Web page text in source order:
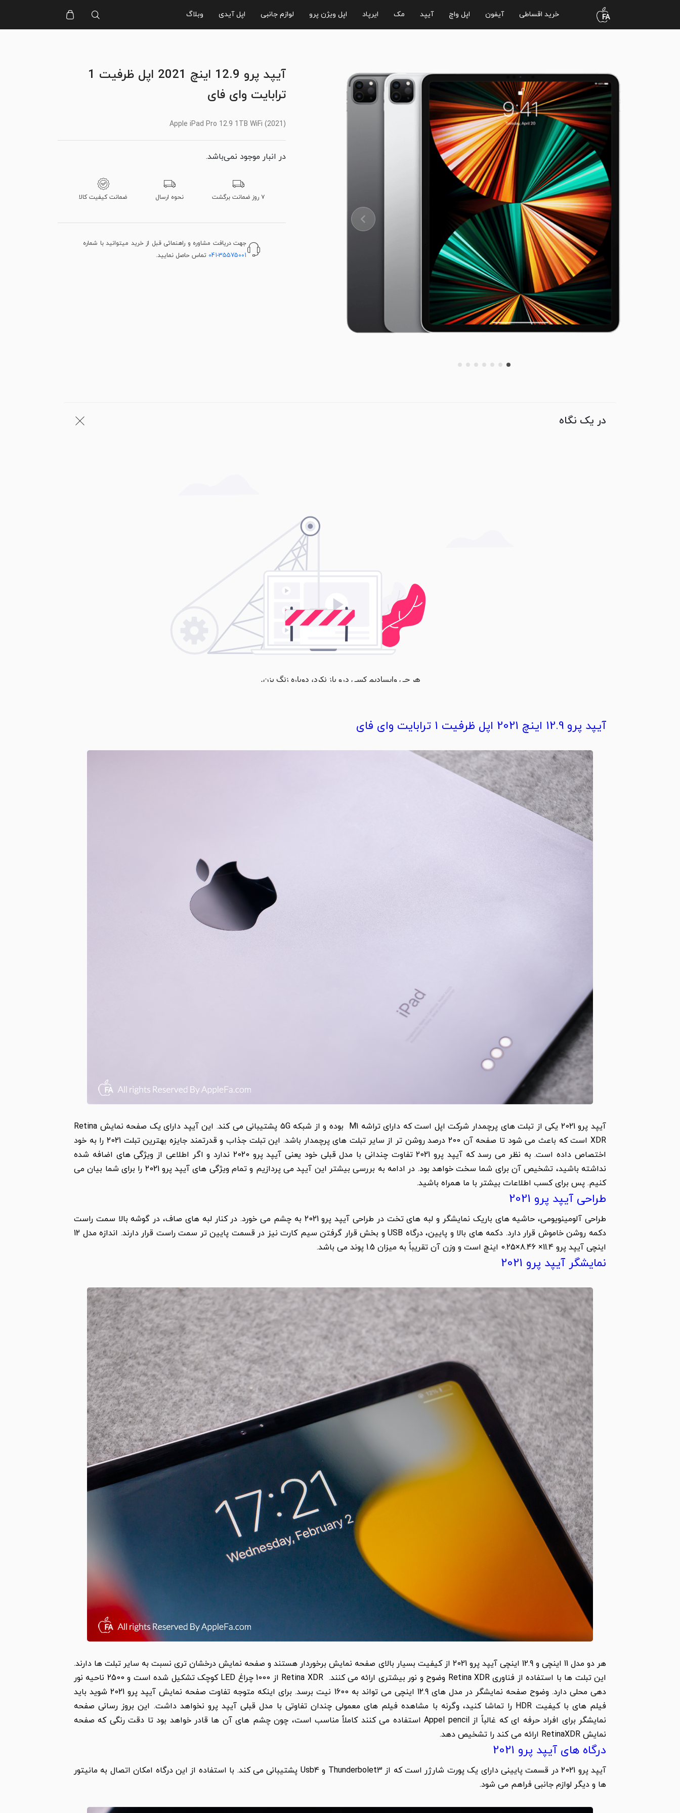
خرید اقساطی آیفون اپل واچ آیپد مک ایرپاد اپل ویژن پرو لوازم جانبی اپل آیدی وبلاگ
آیپد پرو 12.9 اینچ 2021 اپل ظرفیت 1
ترابایت وای فای
Apple iPad Pro 12.9 1TB WiFi (2021)
در انبار موجود نمی‌باشد.
۷ روز ضمانت برگشت نحوه ارسال ضمانت کیفیت کالا
جهت دریافت مشاوره و راهنمائی قبل از خرید میتوانید با شماره
041-35575001 تماس حاصل نمایید.
در یک نگاه
آیپد پرو 12.9 اینچ 2021 اپل ظرفیت 1 ترابایت وای فای
آیپد پرو 2021 یکی از تبلت های پرچمدار شرکت اپل است که دارای تراشه M1 بوده و از شبکه 5G پشتیبانی می کند. این آیپد دارای یک صفحه نمایش Retina
XDR است که باعث می شود تا صفحه آن 200 درصد روشن تر از سایر تبلت های پرچمدار باشد. این تبلت جذاب و قدرتمند جایزه بهترین تبلت 2021 را به خود
اختصاص داده است. به نظر می رسد که آیپد پرو 2021 تفاوت چندانی با مدل قبلی خود یعنی آیپد پرو 2020 ندارد و اگر اطلاعی از ویژگی های اضافه شده
نداشته باشید، تشخیص آن برای شما سخت خواهد بود. در ادامه به بررسی بیشتر این آیپد می پردازیم و تمام ویژگی های آیپد پرو 2021 را برای شما بیان می
کنیم. پس برای کسب اطلاعات بیشتر با ما همراه باشید.
طراحی آیپد پرو 2021
طراحی آلومینویومی، حاشیه های باریک نمایشگر و لبه های تخت در طراحی آیپد پرو 2021 به چشم می خورد. در کنار لبه های صاف، در گوشه بالا سمت راست
دکمه روشن خاموش قرار دارد. دکمه های بالا و پایین، درگاه USB و بخش قرار گرفتن سیم کارت نیز در قسمت پایین تر سمت راست قرار دارند. اندازه مدل 12
اینچی آیپد پرو 11.4× 8.46×0.25 اینچ است و وزن آن تقریباً به میزان 1.5 پوند می باشد.
نمایشگر آیپد پرو 2021
هر دو مدل 11 اینچی و 12.9 اینچی آیپد پرو 2021 از کیفیت بسیار بالای صفحه نمایش برخوردار هستند و صفحه نمایش درخشان تری نسبت به سایر تبلت ها دارند.
این تبلت ها با استفاده از فناوری Retina XDR وضوح و نور بیشتری ارائه می کنند. Retina XDR از 1000 چراغ LED کوچک تشکیل شده است و 2500 ناحیه نور
دهی محلی دارد. وضوح صفحه نمایشگر در مدل های 12.9 اینچی می تواند به 1600 نیت برسد. برای اینکه متوجه تفاوت صفحه نمایش آیپد پرو 2021 شوید باید
فیلم های با کیفیت HDR را تماشا کنید، وگرنه با مشاهده فیلم های معمولی چندان تفاوتی با مدل قبلی آیپد پرو نخواهد داشت. این بروز رسانی صفحه
نمایشگر برای افراد حرفه ای که غالباً از Appel pencil استفاده می کنند کاملاً مناسب است، چون چشم های آن ها قادر خواهد بود تا دقت رنگی که صفحه
نمایش RetinaXDR ارائه می کند را تشخیص دهد.
درگاه های آیپد پرو 2021
آیپد پرو 2021 در قسمت پایینی دارای یک پورت شارژر است که از Thunderbolet3 و Usb4 پشتیبانی می کند. با استفاده از این درگاه امکان اتصال به مانیتور
ها و دیگر لوازم جانبی فراهم می شود.